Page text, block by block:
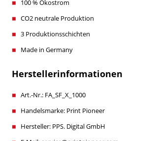
100 % Ökostrom
CO2 neutrale Produktion
3 Produktionsschichten
Made in Germany
Herstellerinformationen
Art.-Nr.: FA_SF_X_1000
Handelsmarke: Print Pioneer
Hersteller: PPS. Digital GmbH